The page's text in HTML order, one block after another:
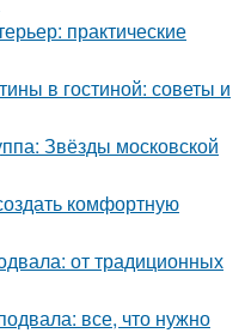
практические
в гостиной: советы и
Звёзды московской
комфортную
от традиционных
все, что нужно